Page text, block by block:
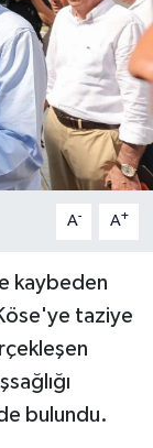
A- A+
kaybeden
taziye
bulundu.